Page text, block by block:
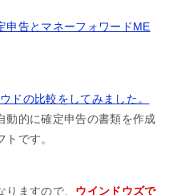
申告とマネーフォワードME
ドの比較をしてみました。
動的に確定申告の書類を作成
です。
ますので、 ウインドウズで